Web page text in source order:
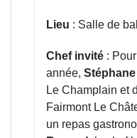
Lieu : Salle de
Chef invité :
année,
Le Champlain et
Fairmont Le
un repas